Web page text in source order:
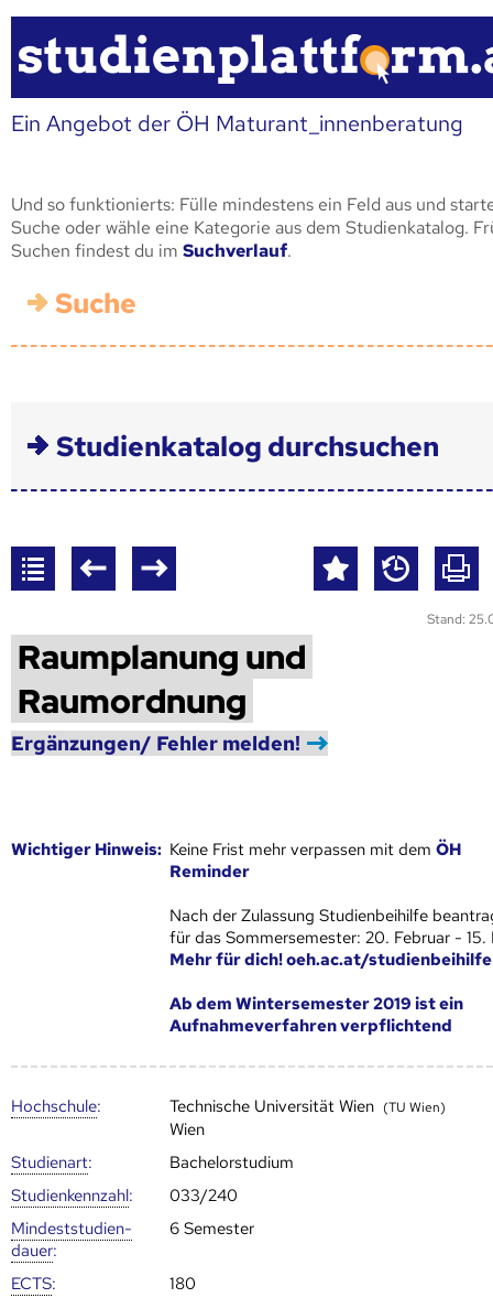
Ein Angebot der ÖH Maturant_innenberatung
Und so funktionierts: Fülle mindestens ein Feld aus und
Suche oder wähle eine Kategorie aus dem Studienkatalog.
Suchen findest du im Suchverlauf.
Suche
Studienkatalog durchsuchen
Stand:
Raumplanung und
Raumordnung
Ergänzungen/ Fehler melden!
Wich­ti­ger Hin­weis: Keine Frist mehr verpassen mit demÖH
Reminder
Nach der Zulassung Studienbeihilfe
für das Sommersemester: 20. Februar - 15.
Mehr für dich! oeh.ac.at/studienbeihilfe
Ab dem Wintersemester 2019 ist ein
Aufnahmeverfahren verpflichtend
Hoch­schule: Technische Universität Wien (TU Wien)
Wien
Studienart:
Bachelorstudium
Studien­kenn­zahl:
033/240
Mindest­studien­
dauer:
6 Semester
ECTS:
180